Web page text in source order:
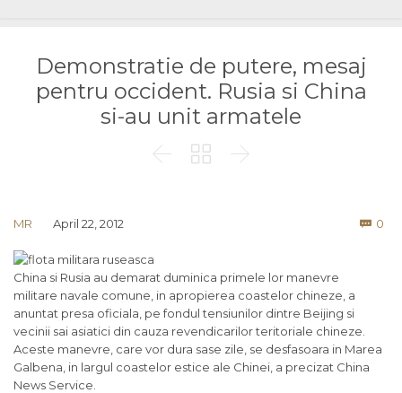
Demonstratie de putere, mesaj
pentru occident. Rusia si China
si-au unit armatele
  
MR April 22, 2012  0
China si Rusia au demarat duminica primele lor manevre
militare navale comune, in apropierea coastelor chineze, a
anuntat presa oficiala, pe fondul tensiunilor dintre Beijing si
vecinii sai asiatici din cauza revendicarilor teritoriale chineze.
Aceste manevre, care vor dura sase zile, se desfasoara in Marea
Galbena, in largul coastelor estice ale Chinei, a precizat China
News Service.